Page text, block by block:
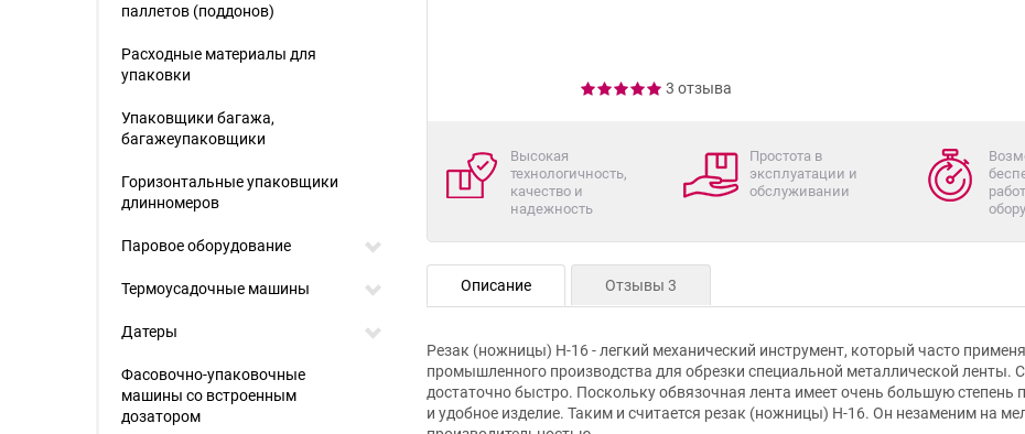
3 отзыва
Высокая
технологичность,
качество и
надежность
Простота в
эксплуатации и
обслуживании
Описание Отзывы 3
Резак (ножницы) Н-16 - легкий механический инструмент, который часто
промышленного производства для обрезки специальной металлической ленты.
достаточно быстро. Поскольку обвязочная лента имеет очень большую степень
и удобное изделие. Таким и считается резак (ножницы) Н-16. Он незаменим на
паллетов (поддонов)
Расходные материалы для
упаковки
Упаковщики багажа,
багажеупаковщики
Горизонтальные упаковщики
длинномеров
Паровое оборудование
Термоусадочные машины
Датеры
Фасовочно-упаковочные
машины со встроенным
дозатором